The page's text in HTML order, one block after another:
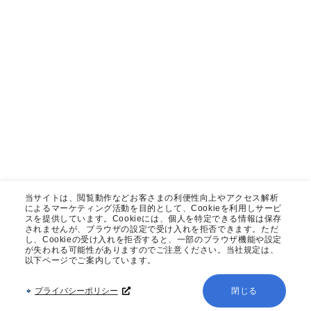
当サイトは、閲覧動作などお客さまの利便性向上やアクセス解析
によるマーケティング活動を目的として、Cookieを利用しサービ
スを提供しています。Cookieには、個人を特定できる情報は保存
されませんが、ブラウザの設定で受け入れを拒否できます。ただ
し、Cookieの受け入れを拒否すると、一部のブラウザ機能や設定
が失われる可能性がありますのでご注意ください。当社規定は、
以下ページでご案内しています。
プライバシーポリシー 閉じる